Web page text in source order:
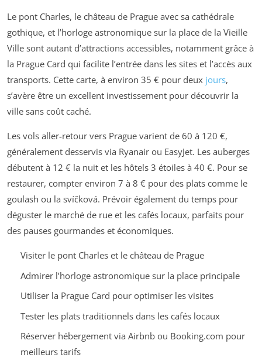
Le pont Charles, le château de Prague avec sa cathédrale
gothique, et l’horloge astronomique sur la place de la Vieille
Ville sont autant d’attractions accessibles, notamment grâce à
la Prague Card qui facilite l’entrée dans les sites et l’accès aux
transports. Cette carte, à environ 35 € pour deux jours,
s’avère être un excellent investissement pour découvrir la
ville sans coût caché.
Les vols aller-retour vers Prague varient de 60 à 120 €,
généralement desservis via Ryanair ou EasyJet. Les auberges
débutent à 12 € la nuit et les hôtels 3 étoiles à 40 €. Pour se
restaurer, compter environ 7 à 8 € pour des plats comme le
goulash ou la svíčková. Prévoir également du temps pour
déguster le marché de rue et les cafés locaux, parfaits pour
des pauses gourmandes et économiques.
Visiter le pont Charles et le château de Prague
Admirer l’horloge astronomique sur la place principale
Utiliser la Prague Card pour optimiser les visites
Tester les plats traditionnels dans les cafés locaux
Réserver hébergement via Airbnb ou Booking.com pour
meilleurs tarifs